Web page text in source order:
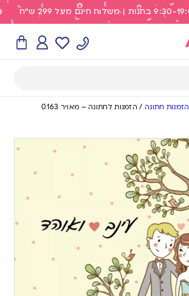
הזמנות חתונה / הזמנות לחתונה – מאויר 0163